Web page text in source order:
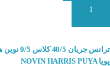
ترانس جریان 40/5
پویا NOVIN HARRIS PUYA